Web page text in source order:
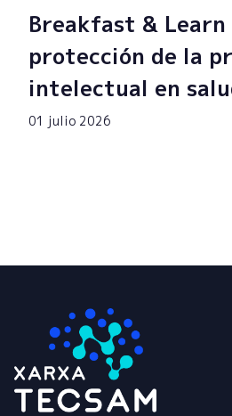
Breakfast & Learn
protección de la
intelectual en
01 julio 2026